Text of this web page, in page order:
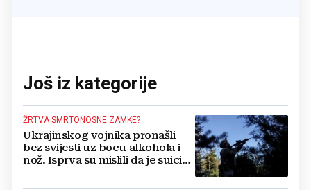
Još iz kategorije
ŽRTVA SMRTONOSNE ZAMKE?
Ukrajinskog vojnika pronašli
bez svijesti uz bocu alkohola i
nož. Isprva su mislili da je suicid,